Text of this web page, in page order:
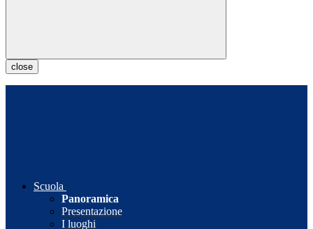
close
Scuola
Panoramica
Presentazione
I luoghi